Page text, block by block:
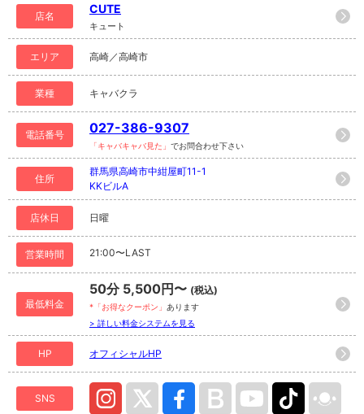
店名
CUTE
キュート
エリア 高崎／高崎市
業種 キャバクラ
電話番号 027-386-9307
「キャバキャバ見た」 でお問合わせ下さい
住所
群馬県高崎市中紺屋町11-1
KKビルA
店休日 日曜
営業時間 21:00〜LAST
最低料金
50分 5,500円〜 (税込)
*「お得なクーポン」 あります
> 詳しい料金システムを見る
HP オフィシャルHP
SNS